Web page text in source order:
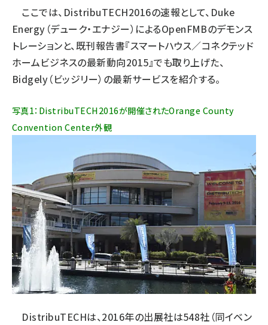
ここでは、DistribuTECH2016の速報として、Duke
Energy（デューク・エナジー）によるOpenFMBのデモンス
トレーションと、既刊報告書『スマートハウス／コネクテッド
ホームビジネスの最新動向2015』でも取り上げた、
Bidgely（ビッジリー）の最新サービスを紹介する。
写真1：DistribuTECH2016が開催されたOrange County
Convention Center外観
DistribuTECHは、2016年の出展社は548社（同イベン